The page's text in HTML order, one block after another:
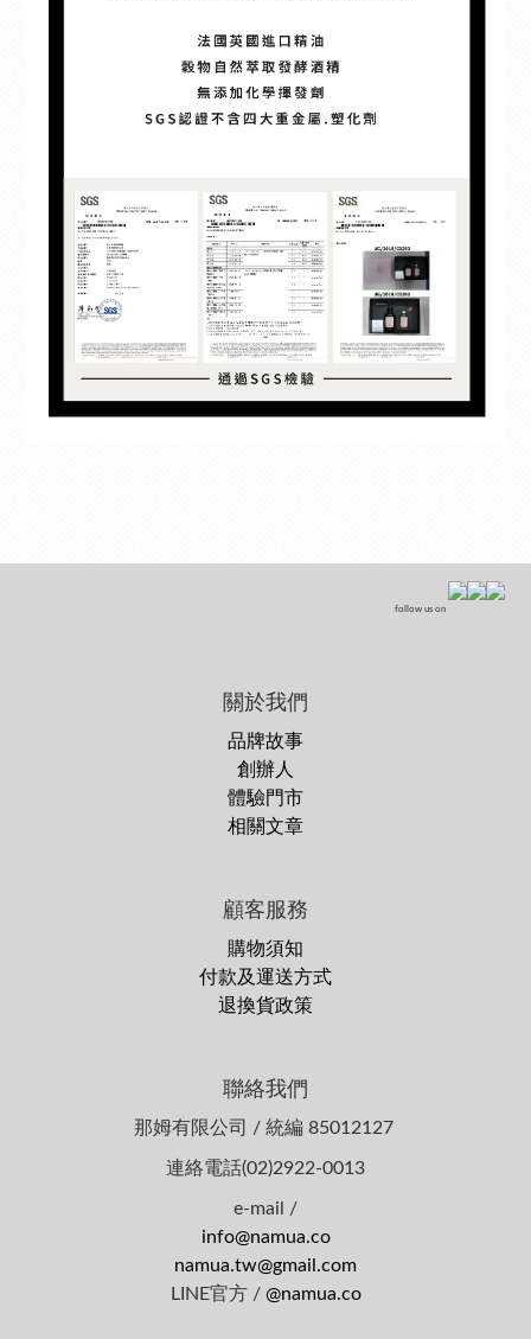
follow us on
關於我們
品牌故事
創辦人
體驗門市
相關文章
顧客服務
購物須知
付款及運送方式
退換貨政策
聯絡我們
那姆有限公司 / 統編 85012127
連絡電話(02)2922-0013
e-mail /
info@namua.co
namua.tw@gmail.com
LINE官方 / @namua.co